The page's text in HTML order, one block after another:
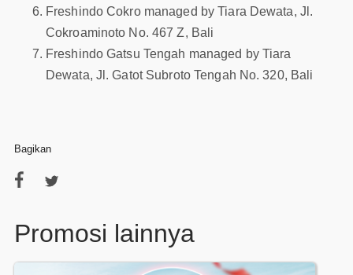
Freshindo Cokro managed by Tiara Dewata, Jl.
Cokroaminoto No. 467 Z, Bali
Freshindo Gatsu Tengah managed by Tiara
Dewata, Jl. Gatot Subroto Tengah No. 320, Bali
Bagikan
Promosi lainnya